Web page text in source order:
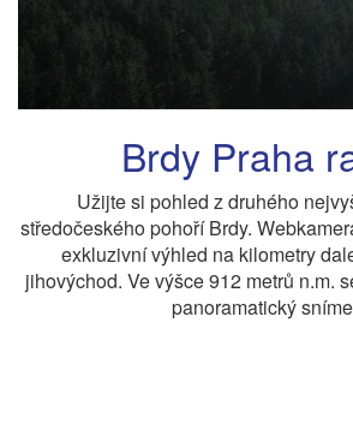
Brdy Praha
Užijte si pohled z druhého
středočeského pohoří Brdy.
exkluzivní výhled na kilometry
jihovýchod. Ve výšce 912 metrů n.m.
panoramatický